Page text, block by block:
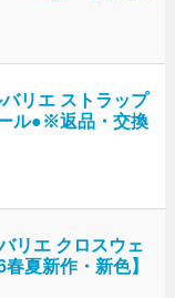
リエ ストラップ
ル●※返品・交換
リエ クロスウェ
夏新作・新色】